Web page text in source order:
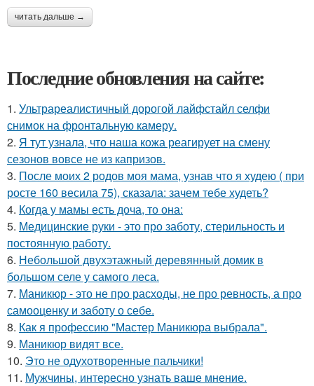
читать дальше →
Последние обновления на сайте:
1. Ультрареалистичный дорогой лайфстайл селфи
снимок на фронтальную камеру.
2. Я тут узнала, что наша кожа реагирует на смену
сезонов вовсе не из капризов.
3. После моих 2 родов моя мама, узнав что я худею ( при
росте 160 весила 75), сказала: зачем тебе худеть?
4. Когда у мамы есть доча, то она:
5. Медицинские руки - это про заботу, стерильность и
постоянную работу.
6. Небольшой двухэтажный деревянный домик в
большом селе у самого леса.
7. Маникюр - это не про расходы, не про ревность, а про
самооценку и заботу о себе.
8. Как я профессию "Мастер Маникюра выбрала".
9. Маникюр видят все.
10. Это не одухотворенные пальчики!
11. Мужчины, интересно узнать ваше мнение.